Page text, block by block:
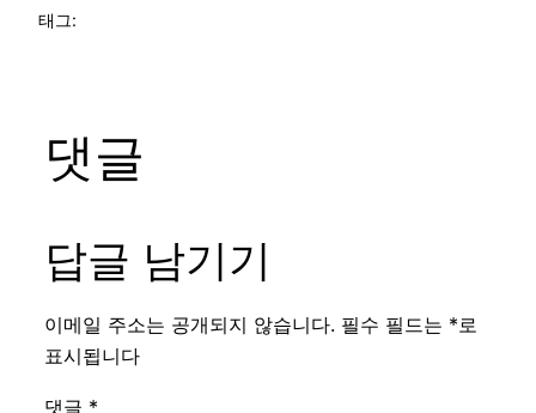
태그:
댓글
답글 남기기
이메일 주소는 공개되지 않습니다. 필수 필드는 *로
표시됩니다
댓글 *